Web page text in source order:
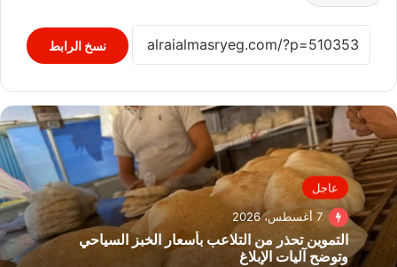
نسخ الرابط
عاجل
7 أغسطس، 2026
التموين تحذر من التلاعب بأسعار الخبز السياحي
وتوضح آليات الإبلاغ